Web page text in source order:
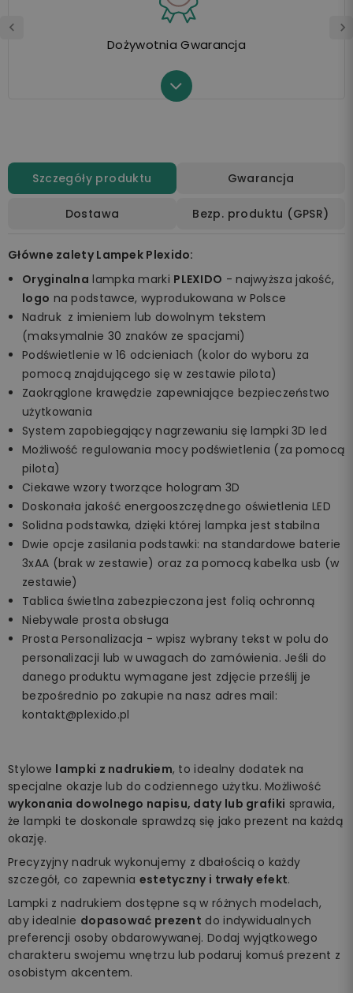
Dożywotnia Gwarancja
Szczegóły produktu Gwarancja
Dostawa Bezp. produktu (GPSR)
Główne zalety Lampek Plexido:
Oryginalna lampka marki PLEXIDO - najwyższa jakość,
logo na podstawce, wyprodukowana w Polsce
Nadruk z imieniem lub dowolnym tekstem
(maksymalnie 30 znaków ze spacjami)
Podświetlenie w 16 odcieniach (kolor do wyboru za
pomocą znajdującego się w zestawie pilota)
Zaokrąglone krawędzie zapewniające bezpieczeństwo
użytkowania
System zapobiegający nagrzewaniu się lampki 3D led
Możliwość regulowania mocy podświetlenia (za pomocą
pilota)
Ciekawe wzory tworzące hologram 3D
Doskonała jakość energooszczędnego oświetlenia LED
Solidna podstawka, dzięki której lampka jest stabilna
Dwie opcje zasilania podstawki: na standardowe baterie
3xAA (brak w zestawie) oraz za pomocą kabelka usb (w
zestawie)
Tablica świetlna zabezpieczona jest folią ochronną
Niebywale prosta obsługa
Prosta Personalizacja - wpisz wybrany tekst w polu do
personalizacji lub w uwagach do zamówienia. Jeśli do
danego produktu wymagane jest zdjęcie prześlij je
bezpośrednio po zakupie na nasz adres mail:
kontakt@plexido.pl
Stylowe lampki z nadrukiem, to idealny dodatek na
specjalne okazje lub do codziennego użytku. Możliwość
wykonania dowolnego napisu, daty lub grafiki sprawia,
że lampki te doskonale sprawdzą się jako prezent na każdą
okazję.
Precyzyjny nadruk wykonujemy z dbałością o każdy
szczegół, co zapewnia estetyczny i trwały efekt.
Lampki z nadrukiem dostępne są w różnych modelach,
aby idealnie dopasować prezent do indywidualnych
preferencji osoby obdarowywanej. Dodaj wyjątkowego
charakteru swojemu wnętrzu lub podaruj komuś prezent z
osobistym akcentem.